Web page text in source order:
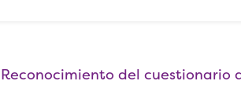
Reconocimiento del cuestionario